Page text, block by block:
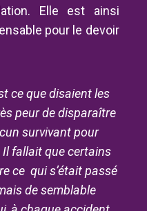
Elle est ainsi
pour le devoir
ce que disaient les
peur de disparaître
survivant pour
fallait que certains
ce qui s’était passé
de semblable